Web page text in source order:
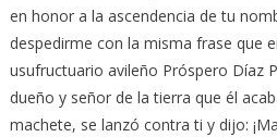
en honor a la ascendencia de tu
despedirme con la misma frase que
usufructuario avileño Próspero Díaz
dueño y señor de la tierra que él
machete, se lanzó contra ti y dijo: